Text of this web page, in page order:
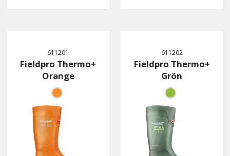
611201
Fieldpro Thermo+
Orange
611202
Fieldpro Thermo+
Grön